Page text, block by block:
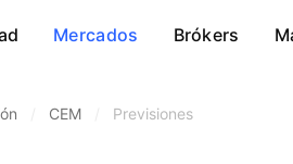
Mercados Brókers
CEM Previsiones